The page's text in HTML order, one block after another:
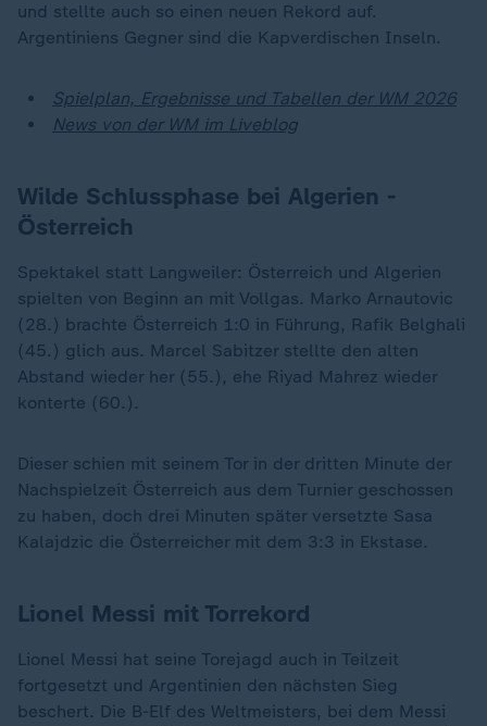
und stellte auch so einen neuen Rekord auf.
Argentiniens Gegner sind die Kapverdischen Inseln.
Spielplan, Ergebnisse und Tabellen der WM 2026
News von der WM im Liveblog
Wilde Schlussphase bei Algerien -
Österreich
Spektakel statt Langweiler: Österreich und Algerien
spielten von Beginn an mit Vollgas. Marko Arnautovic
(28.) brachte Österreich 1:0 in Führung, Rafik Belghali
(45.) glich aus. Marcel Sabitzer stellte den alten
Abstand wieder her (55.), ehe Riyad Mahrez wieder
konterte (60.).
Dieser schien mit seinem Tor in der dritten Minute der
Nachspielzeit Österreich aus dem Turnier geschossen
zu haben, doch drei Minuten später versetzte Sasa
Kalajdzic die Österreicher mit dem 3:3 in Ekstase.
Lionel Messi mit Torrekord
Lionel Messi hat seine Torejagd auch in Teilzeit
fortgesetzt und Argentinien den nächsten Sieg
beschert. Die B-Elf des Weltmeisters, bei dem Messi